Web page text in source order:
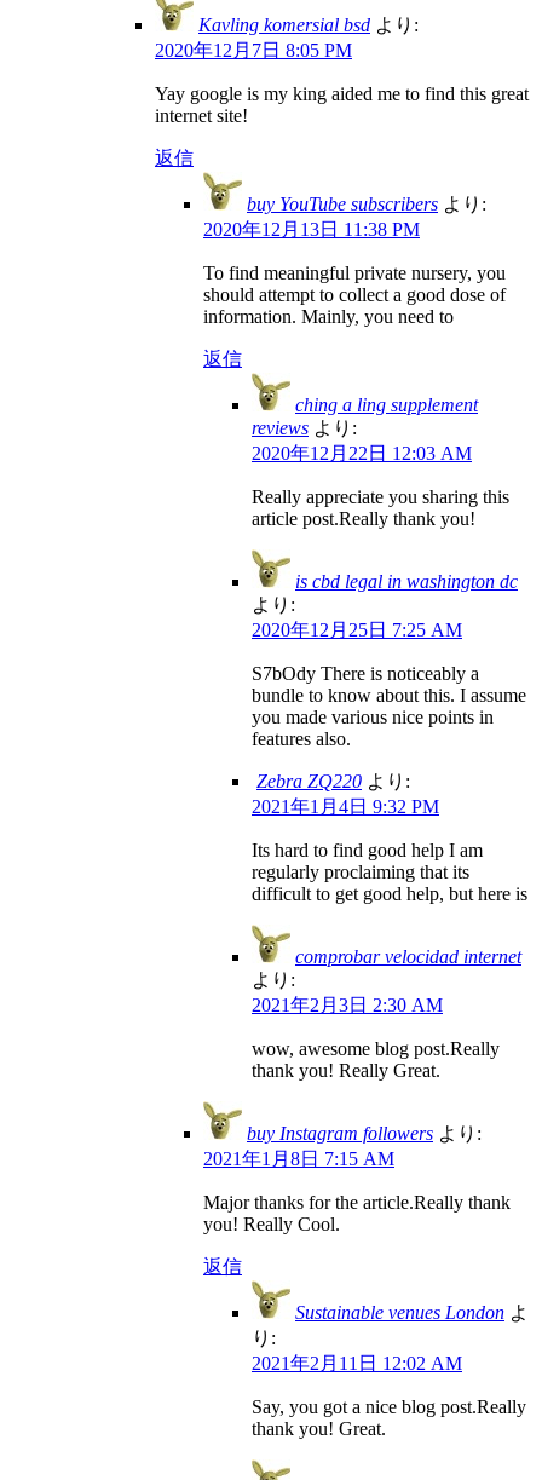
Kavling komersial bsd より:
2020年12月7日 8:05 PM
Yay google is my king aided me to find this great
internet site!
返信
buy YouTube subscribers より:
2020年12月13日 11:38 PM
To find meaningful private nursery, you
should attempt to collect a good dose of
information. Mainly, you need to
返信
ching a ling supplement
reviews より:
2020年12月22日 12:03 AM
Really appreciate you sharing this
article post.Really thank you!
is cbd legal in washington dc
より:
2020年12月25日 7:25 AM
S7bOdy There is noticeably a
bundle to know about this. I assume
you made various nice points in
features also.
Zebra ZQ220 より:
2021年1月4日 9:32 PM
Its hard to find good help I am
regularly proclaiming that its
difficult to get good help, but here is
comprobar velocidad internet
より:
2021年2月3日 2:30 AM
wow, awesome blog post.Really
thank you! Really Great.
buy Instagram followers より:
2021年1月8日 7:15 AM
Major thanks for the article.Really thank
you! Really Cool.
返信
Sustainable venues London よ
り:
2021年2月11日 12:02 AM
Say, you got a nice blog post.Really
thank you! Great.